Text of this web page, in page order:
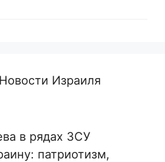
Израиля
в рядах ЗСУ
патриотизм,